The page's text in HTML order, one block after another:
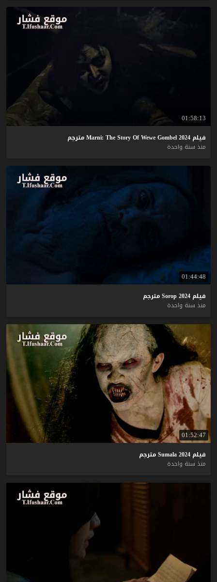
01:58:13
فيلم Marni: The Story Of Wewe Gombel 2024
مترجم
منذ سنة واحدة
01:44:48
فيلم Sorop 2024
مترجم
منذ سنة واحدة
01:52:47
فيلم Sumala 2024
مترجم
منذ سنة واحدة